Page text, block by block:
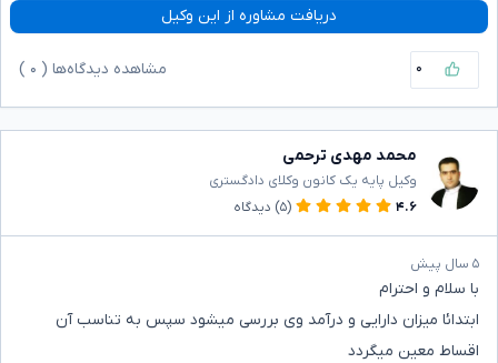
دریافت مشاوره از این وکیل
۰ مشاهده دیدگاه‌ها ( ۰
محمد مهدی ترحمی
وکیل پایه یک کانون وکلای دادگستری
۴.۶
(۵) دیدگاه
۵ سال پیش
با سلام و احترام
ابتدائا میزان دارایی و درآمد وی بررسی میشود سپس به تناسب آن
اقساط معین میگردد